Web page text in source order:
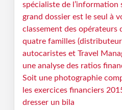
spécialiste de l’information
grand dossier est le seul à
classement des opérateurs
quatre familles
autocaristes et Travel
une analyse des ratios
Soit une photographie
les exercices financiers
dresser un bila